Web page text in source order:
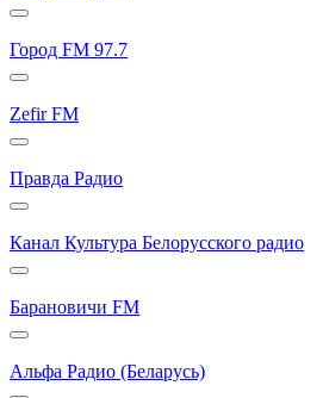
Город FM 97.7
Zefir FM
Правда Радио
Канал Культура Белорусского радио
Барановичи FM
Альфа Радио (Беларусь)